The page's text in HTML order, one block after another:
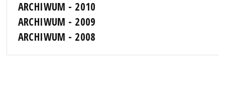
ARCHIWUM - 2010
ARCHIWUM - 2009
ARCHIWUM - 2008